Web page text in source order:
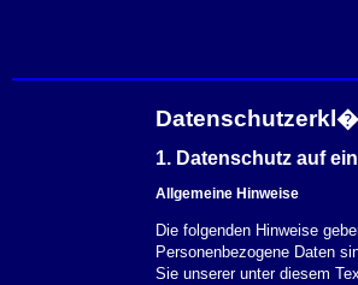
1. Datenschutz auf
Allgemeine Hinweise
Die folgenden Hinweise
Personenbezogene Daten
Sie unserer unter diesem